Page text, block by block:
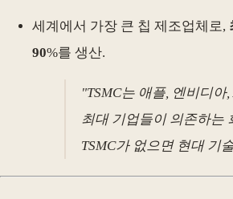
세계에서 가장 큰 칩 제조업체로,
90%를 생산.
"TSMC는 애플, 엔비디아
최대 기업들이 의존하는
TSMC가 없으면 현대 기